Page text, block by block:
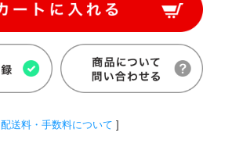
配送料・手数料について ]